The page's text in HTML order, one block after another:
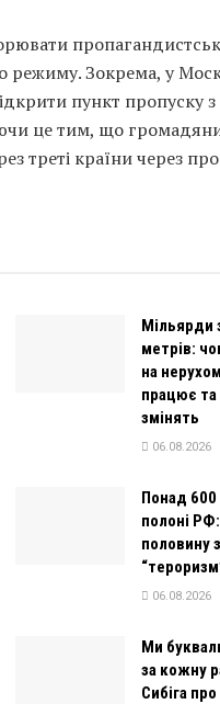
Зокрема, у
пункт пропуску
це тим, що
треті країни через
Мільярди
метрів:
на
працює та
змінять
06.08.2026
Понад 600
полоні
половину
06.08.2026
Ми
за кожну
Сибіга